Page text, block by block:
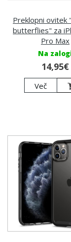
Preklopni ovitek
butterflies" za
Pro Max
Na
14,95€
Več